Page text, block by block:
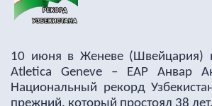
10 июня в Женеве (Швейцария)
Atletica Geneve – EAP Анвар
Национальный рекорд
прежний, который простоял 38